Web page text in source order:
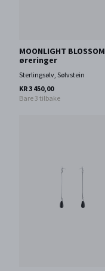
MOONLIGHT BLOSSOM
øreringer
Sterlingsølv, Sølvstein
KR 3 450,00
Bare 3 tilbake